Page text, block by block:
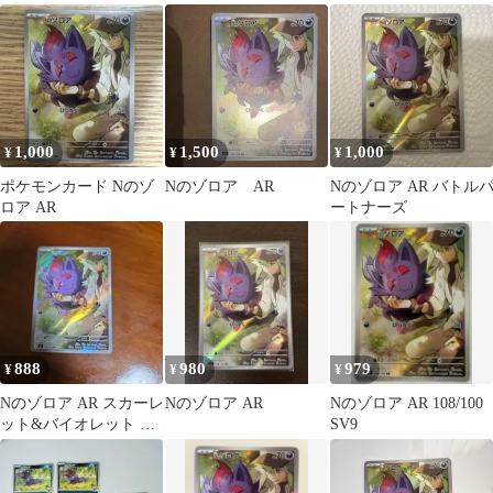
張パック バトルパート
ナーズ …
¥1,000
ポケモンカード Nのゾ
ロア AR
¥ 1,500
Nのゾロア AR
¥ 1,000
Nのゾロア AR バトルパ
ートナーズ
¥888
Nのゾロア AR スカーレ
ット&バイオレット 拡
張パック バトルパート
ナーズ …
¥980
Nのゾロア AR
¥979
Nのゾロア AR 108/100
SV9